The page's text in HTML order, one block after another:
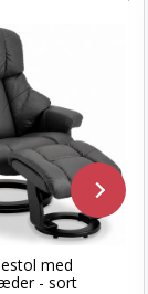
med
- sort